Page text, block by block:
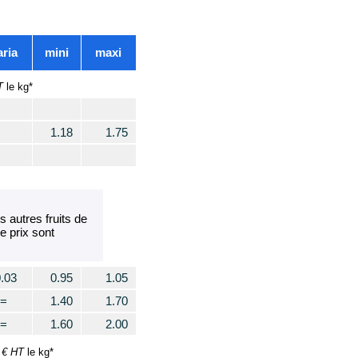
mini maxi
le kg*
1.18 1.75
autres fruits de
prix sont
0.95
1.05
=
1.40
1.70
=
1.60 2.00
€ HTle kg*